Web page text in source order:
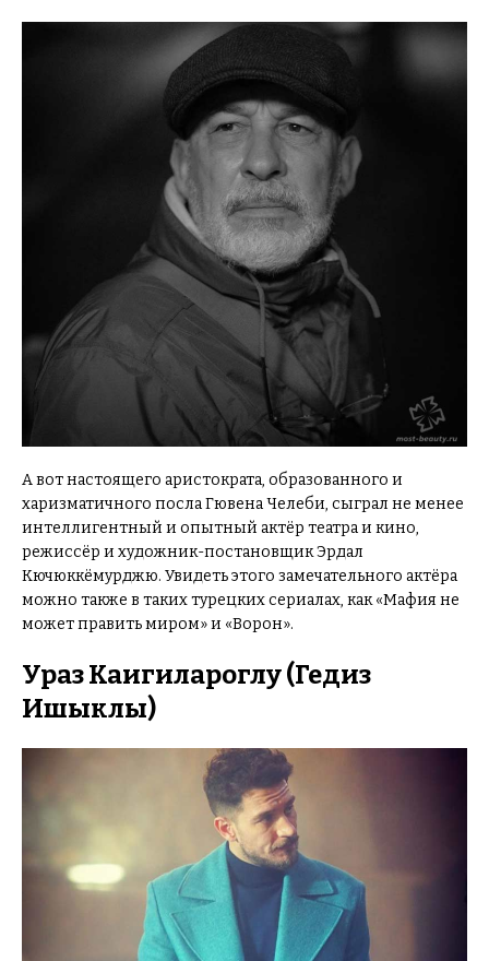
А вот настоящего аристократа, образованного и
харизматичного посла Гювена Челеби, сыграл не менее
интеллигентный и опытный актёр театра и кино,
режиссёр и художник-постановщик Эрдал
Кючюккёмурджю. Увидеть этого замечательного актёра
можно также в таких турецких сериалах, как «Мафия не
может править миром» и «Ворон».
Ураз Каигилароглу (Гедиз
Ишыклы)